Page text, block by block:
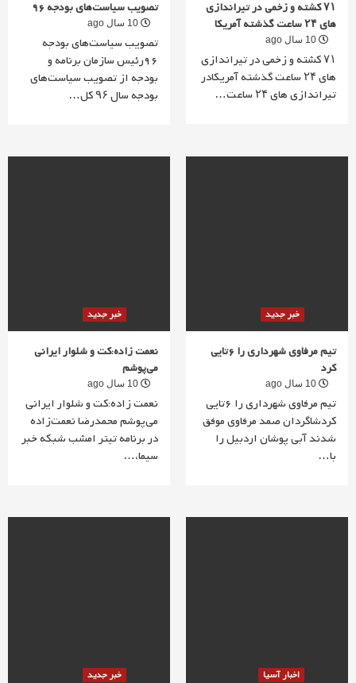
تصویب سیاست‌های بودجه 96
تصویب سیاست‌های بودجه
96رئیس سازمان برنامه و
بودجه از تصویب سیاست‌های
بودجه سال ۹۶ کل…
۷۱ کشته و زخمی در تیراندازی
های ۲۴ ساعت گذشته آمریکا
۷۱ کشته و زخمی در تیراندازی
های ۲۴ ساعت گذشته آمریکادر
تیراندازی های ۲۴ ساعت…
خبر جدید
نعمت زاده:کت و شلوار ایرانی
می‌پوشم
نعمت زاده:کت و شلوار ایرانی
می‌پوشم محمدرضا نعمت‌زاده
در برنامه تیتر امشب شبکه خبر
سیما،…
خبر جدید
تیم مرفاوی شهرداری را 6تایی
کرد
تیم مرفاوی شهرداری را 6تایی
کردشاگردان صمد مرفاوی موفق
شدند آبی پوشان اردبیل را
با…
خبر جدید اخبار آسیا